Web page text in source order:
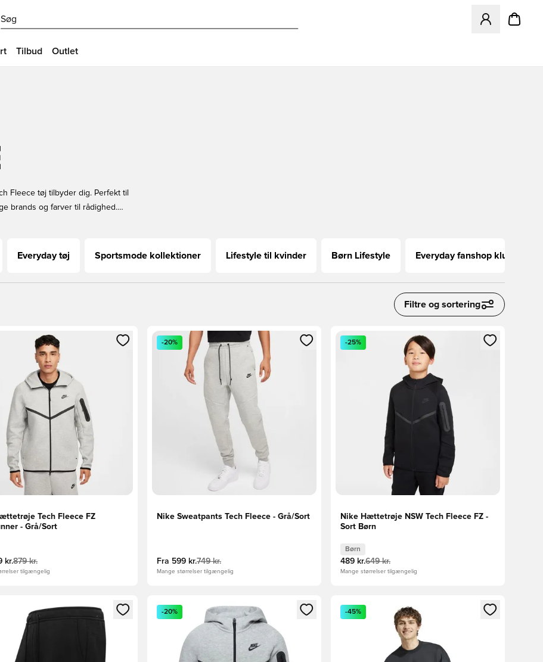
Søg
Åbner en
Tilbud Outlet
Fleece tøj tilbyder dig. Perfekt til
brands og farver til rådighed.
hvis du leder efter Nike Tech
Everyday tøj Sportsmode kollektioner Lifestyle til kvinder Børn Lifestyle Everyday fanshop klubber
Filtre og sortering
medlem
Modal til at logge ind eller tilmelde dig som medlem
Tech Fleece FZ
- Grå/Sort
kr.879 kr.
tilgængelig
Åbner en Modal til at logge ind eller tilmelde dig som medlem
-20%
Nike Sweatpants Tech Fleece - Grå/Sort
Fra 599 kr.749 kr.
Mange størrelser tilgængelig
Åbner en Modal til at logge ind eller tilmelde dig
-25%
Nike Hættetrøje NSW Tech Fleece FZ -
Sort Børn
Børn
489 kr.649 kr.
Mange størrelser tilgængelig
medlem
Modal til at logge ind eller tilmelde dig som medlemÅbner en Modal til at logge ind eller tilmelde dig som medlem
-20%
Åbner en Modal til at logge ind eller tilmelde dig
-45%